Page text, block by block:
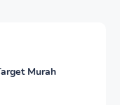
Murah